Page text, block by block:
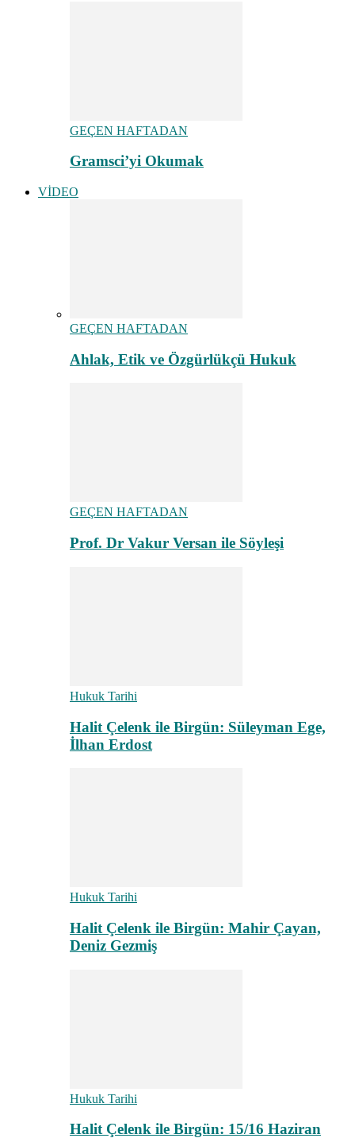
GEÇEN HAFTADAN
Gramsci’yi Okumak
VİDEO
GEÇEN HAFTADAN
Ahlak, Etik ve Özgürlükçü Hukuk
GEÇEN HAFTADAN
Prof. Dr Vakur Versan ile Söyleşi
Hukuk Tarihi
Halit Çelenk ile Birgün: Süleyman Ege,
İlhan Erdost
Hukuk Tarihi
Halit Çelenk ile Birgün: Mahir Çayan,
Deniz Gezmiş
Hukuk Tarihi
Halit Çelenk ile Birgün: 15/16 Haziran